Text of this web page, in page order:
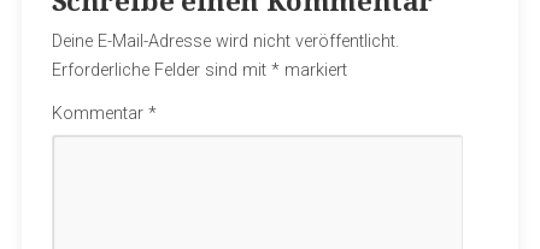
Deine E-Mail-Adresse wird nicht veröffentlicht.
Erforderliche Felder sind mit *markiert
Kommentar *